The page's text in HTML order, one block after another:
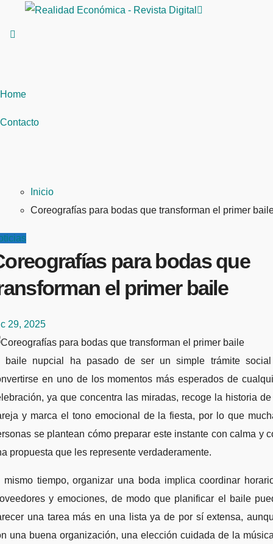
Home
Contacto
Inicio
Coreografías para bodas que transforman el primer
para bodas que
el primer baile
29, 2025
en uno de los momentos más esperados de
ya que concentra las miradas, recoge la historia
y marca el tono emocional de la fiesta, por lo que
se plantean cómo preparar este instante con calma y
propuesta que les represente verdaderamente.
mismo tiempo, organizar una boda implica coordinar
y emociones, de modo que planificar el baile
una tarea más en una lista ya de por sí extensa,
una buena organización, una elección cuidada de la